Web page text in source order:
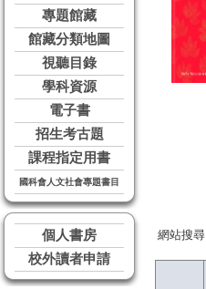
專題館藏
館藏分類地圖
視聽目錄
學科資源
電子書
招生考古題
課程指定用書
國科會人文社會專題書目
個人書房
校外讀者申請
網站搜尋